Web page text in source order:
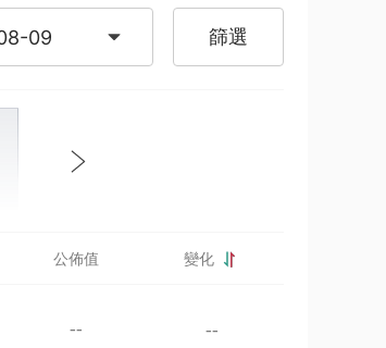
篩選
公佈值 變化
-- --